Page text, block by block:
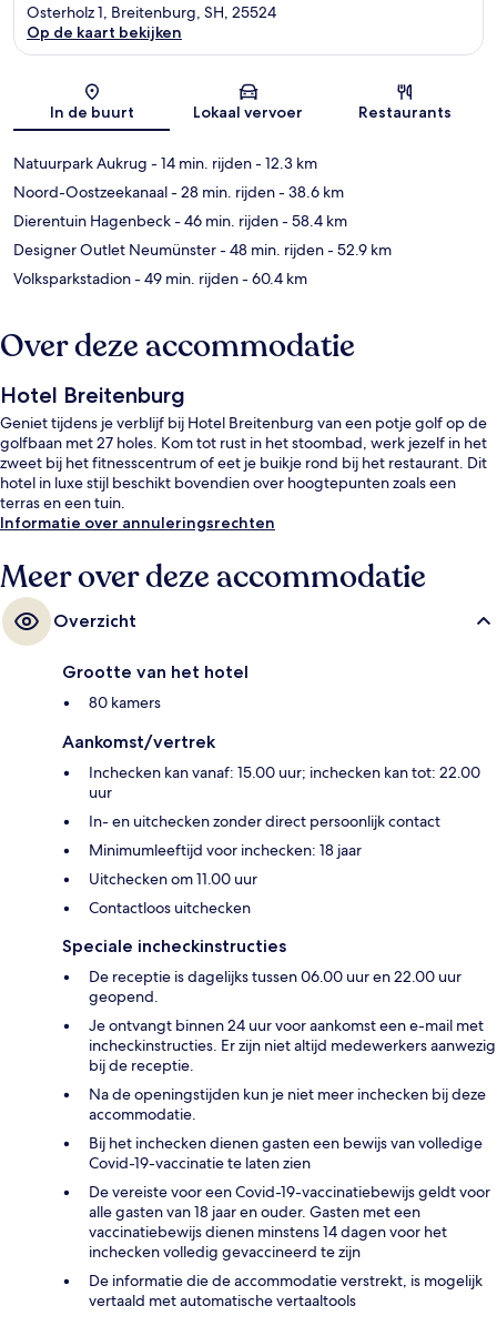
Kaart
Osterholz 1, Breitenburg, SH, 25524
Op de kaart bekijken
In de buurt Lokaal vervoer Restaurants
Natuurpark Aukrug - 14 min. rijden- 12.3 km
Noord-Oostzeekanaal- 28 min. rijden- 38.6 km
Dierentuin Hagenbeck- 46 min. rijden- 58.4 km
Designer Outlet Neumünster- 48 min. rijden- 52.9 km
Volksparkstadion- 49 min. rijden- 60.4 km
Over deze accommodatie
Hotel Breitenburg
Geniet tijdens je verblijf bij Hotel Breitenburg van een potje golf op de
golfbaan met 27 holes. Kom tot rust in het stoombad, werk jezelf in het
zweet bij het fitnesscentrum of eet je buikje rond bij het restaurant. Dit
hotel in luxe stijl beschikt bovendien over hoogtepunten zoals een
terras en een tuin.
Informatie over annuleringsrechten
Meer over deze accommodatie
Overzicht
Grootte van het hotel
80 kamers
Aankomst/vertrek
Inchecken kan vanaf: 15.00 uur; inchecken kan tot: 22.00
uur
In- en uitchecken zonder direct persoonlijk contact
Minimumleeftijd voor inchecken: 18 jaar
Uitchecken om 11.00 uur
Contactloos uitchecken
Speciale incheckinstructies
De receptie is dagelijks tussen 06.00 uur en 22.00 uur
geopend.
Je ontvangt binnen 24 uur voor aankomst een e-mail met
incheckinstructies. Er zijn niet altijd medewerkers aanwezig
bij de receptie.
Na de openingstijden kun je niet meer inchecken bij deze
accommodatie.
Bij het inchecken dienen gasten een bewijs van volledige
Covid-19-vaccinatie te laten zien
De vereiste voor een Covid-19-vaccinatiebewijs geldt voor
alle gasten van 18 jaar en ouder. Gasten met een
vaccinatiebewijs dienen minstens 14 dagen voor het
inchecken volledig gevaccineerd te zijn
De informatie die de accommodatie verstrekt, is mogelijk
vertaald met automatische vertaaltools